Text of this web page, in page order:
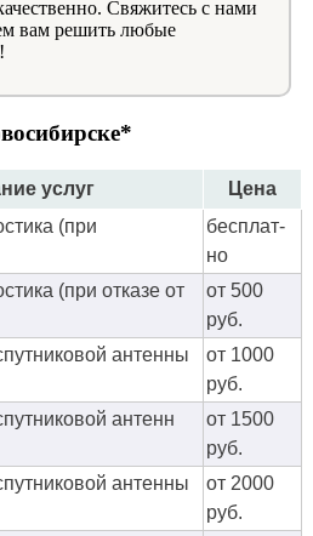
Свяжитесь с нами
вам решить любые
услуг
Цена
(при
бес­плат­
но
(при отказе от
от 500
руб.
антенны
от 1000
руб.
антенн
от 1500
руб.
антенны
от 2000
руб.